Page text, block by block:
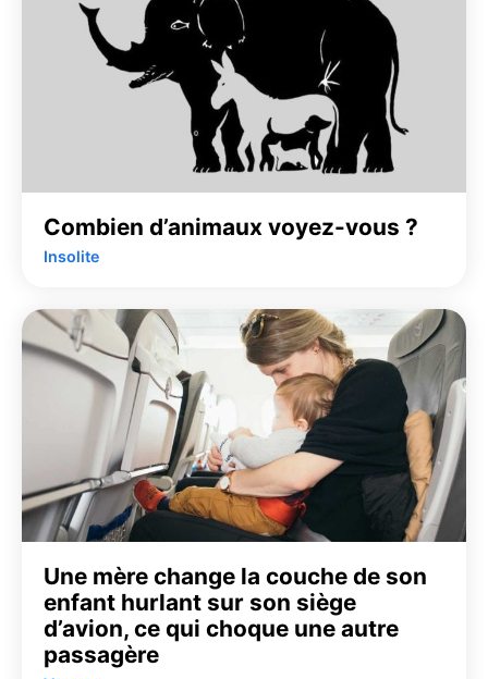
Combien d’animaux voyez-vous ?
Insolite
Une mère change la couche de son
enfant hurlant sur son siège
d’avion, ce qui choque une autre
passagère